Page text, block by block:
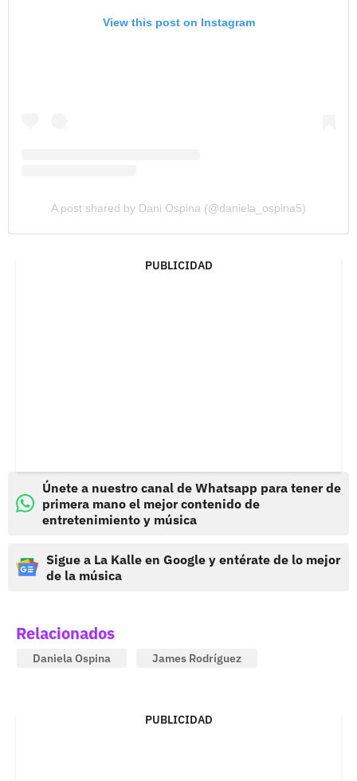
View this post on Instagram
A post shared by Dani Ospina (@daniela_ospina5)
PUBLICIDAD
Únete a nuestro canal de Whatsapp para tener de
primera mano el mejor contenido de
entretenimiento y música
Sigue a La Kalle en Google y entérate de lo mejor
de la música
Relacionados
Daniela Ospina James Rodríguez
PUBLICIDAD